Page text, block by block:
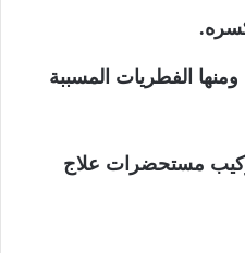
الفطريات المسببة
مستحضرات علاج